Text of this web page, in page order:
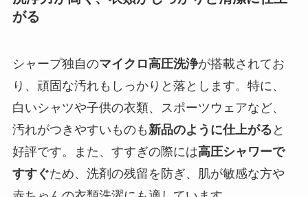
がる
シャープ独自のマイクロ高圧洗浄が搭載されてお
り、頑固な汚れもしっかりと落とします。特に、
白いシャツや子供の衣類、スポーツウェアなど、
汚れがつきやすいものも新品のように仕上がる と
好評です。また、すすぎの際には高圧シャワーで
すすぐため、洗剤の残留を防ぎ、肌が敏感な方や